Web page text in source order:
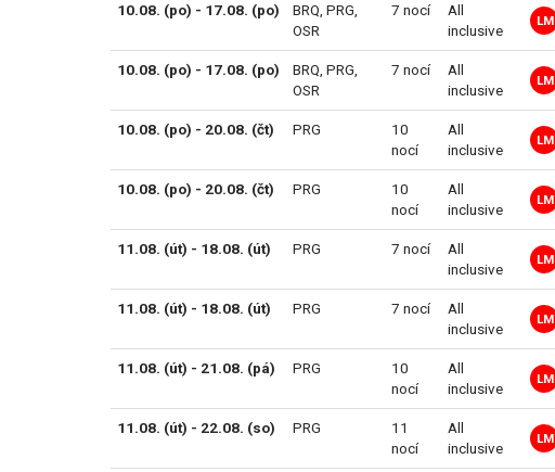
10.08. (po) - 17.08. (po) BRQ, PRG,
OSR
7 nocí
All
inclusive
LM
10.08. (po) - 17.08. (po) BRQ, PRG,
OSR
7 nocí
All
inclusive
LM
10.08. (po) - 20.08. (čt) PRG
10
nocí
All
inclusive
LM
10.08. (po) - 20.08. (čt) PRG
10
nocí
All
inclusive
LM
11.08. (út) - 18.08. (út) PRG 7 nocí
All
inclusive
LM
11.08. (út) - 18.08. (út) PRG 7 nocí
All
inclusive
LM
11.08. (út) - 21.08. (pá) PRG
10
nocí
All
inclusive
LM
11.08. (út) - 22.08. (so) PRG
11
nocí
All
inclusive
LM